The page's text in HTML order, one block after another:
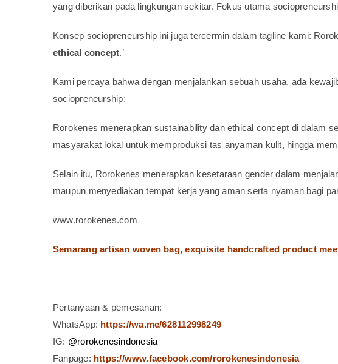
yang diberikan pada lingkungan sekitar. Fokus utama
Konsep sociopreneurship ini juga tercermin dalam tagline kami:
ethical concept.’
Kami percaya bahwa dengan menjalankan sebuah usaha, ada
sociopreneurship:
Rorokenes menerapkan sustainability dan ethical concept di dalam
masyarakat lokal untuk memproduksi tas anyaman kulit, hingga
Selain itu, Rorokenes menerapkan kesetaraan gender dalam
maupun menyediakan tempat kerja yang aman serta nyaman bagi
www.rorokenes.com
Semarang artisan woven bag, exquisite handcrafted product
Pertanyaan & pemesanan:
WhatsApp: https://wa.me/628112998249
IG: @rorokenesindonesia
Fanpage: https://www.facebook.com/rorokenesindonesia